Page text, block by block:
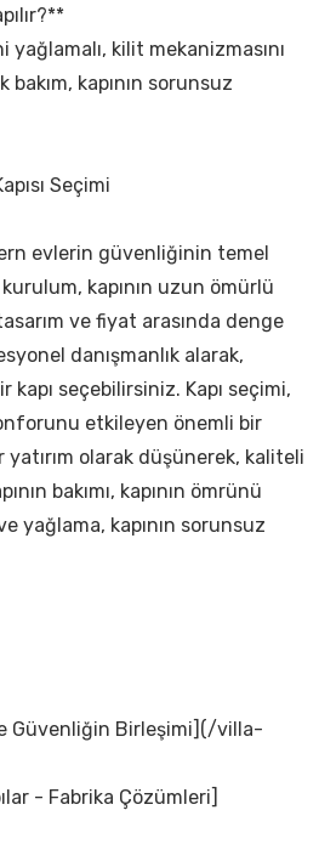
yağlamalı, kilit mekanizmasını
bakım, kapının sorunsuz
Seçimi
evlerin güvenliğinin temel
kapının uzun ömürlü
ve fiyat arasında denge
danışmanlık alarak,
kapı seçebilirsiniz. Kapı seçimi,
etkileyen önemli bir
yatırım olarak düşünerek, kaliteli
bakımı, kapının ömrünü
yağlama, kapının sorunsuz
Güvenliğin Birleşimi](/villa-
- Fabrika Çözümleri]